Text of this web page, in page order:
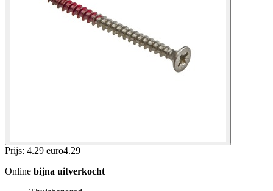
Prijs: 4.29 euro4.29
Online bijna uitverkocht